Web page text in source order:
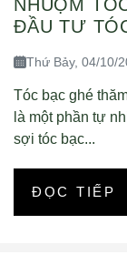
NHUỘM
ĐẦU TƯ
Thứ Bảy, 04/10/
Tóc bạc ghé
là một phần tự
sợi tóc bạc...
ĐỌC TIẾP